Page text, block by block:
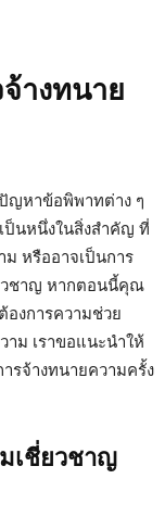
างทนาย
ปัญหาข้อพิพาทต่าง ๆ
ป็นหนึ่งในสิ่งสำคัญ ที่
หรืออาจเป็นการ
วชาญ หากตอนนี้คุณ
งการความช่วย
าม เราขอแนะนำให้
รจ้างทนายความครั้ง
เชี่ยวชาญ